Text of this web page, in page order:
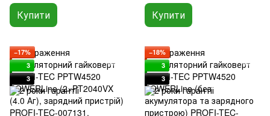
Купити Купити
−17%
3
3
−18%
3
3